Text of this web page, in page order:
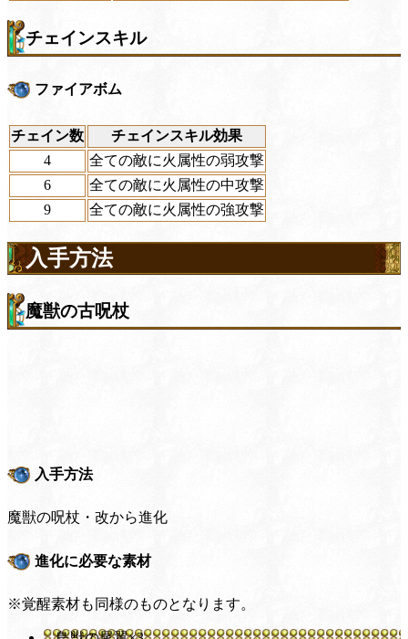
チェインスキル
ファイアボム
チェイン数
チェインスキル効果
4
全ての敵に火属性の弱攻撃
6
全ての敵に火属性の中攻撃
9
全ての敵に火属性の強攻撃
入手方法
魔獣の古呪杖
入手方法
魔獣の呪杖・改から進化
進化に必要な素材
※覚醒素材も同様のものとなります。